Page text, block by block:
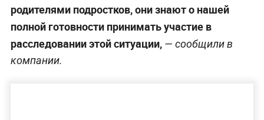
родителями подростков, они знают о нашей
полной готовности принимать участие в
расследовании этой ситуации,— сообщили в
компании.